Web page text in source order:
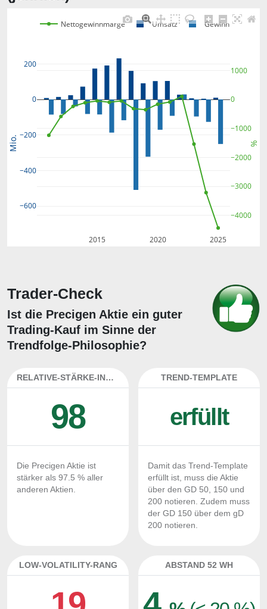
2015 2020 2025
−600
−400
−200
0
200
−4000
−3000
−2000
−1000
0
1000
Nettogewinnmarge Umsatz Gewinn
Mio. %
Trader-Check
Ist die Precigen Aktie ein guter
Trading-Kauf im Sinne der
Trendfolge-Philosophie?
RELATIVE-STÄRKE-INDEX
98
Die Precigen Aktie ist
stärker als 97.5 % aller
anderen Aktien.
TREND-TEMPLATE
erfüllt
Damit das Trend-Template
erfüllt ist, muss die Aktie
über den GD 50, 150 und
200 notieren. Zudem muss
der GD 150 über dem gD
200 notieren.
LOW-VOLATILITY-RANG ABSTAND 52 WH